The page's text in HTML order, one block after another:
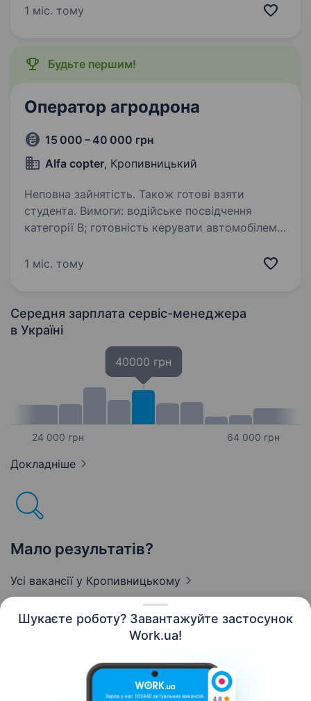
Шукаєте роботу? Завантажуйте застосунок
Work.ua!
Ступницького (в/ч А4773) пропонує контракт
1 міс. тому
Будьте першим!
Оператор агродрона
15 000 – 40 000 грн
Alfa copter, Кропивницький
Неповна зайнятість. Також готові взяти
студента. Вимоги: водійське посвідчення
категорії B; готовність керувати автомобілем
та GPS-навігацією; уважність,
1 міс. тому
Середня зарплата сервіс-менеджера
в Україні
24 000 грн
40000 грн
64 000 грн
Докладніше
Мало результатів?
Усі вакансії у Кропивницькому